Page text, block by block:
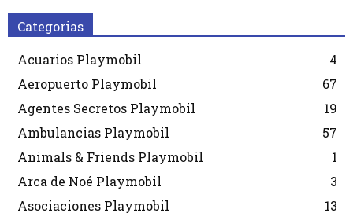
Categorias
Acuarios Playmobil
4
Aeropuerto Playmobil
67
Agentes Secretos Playmobil
19
Ambulancias Playmobil
57
Animals & Friends Playmobil
1
Arca de Noé Playmobil
3
Asociaciones Playmobil
13